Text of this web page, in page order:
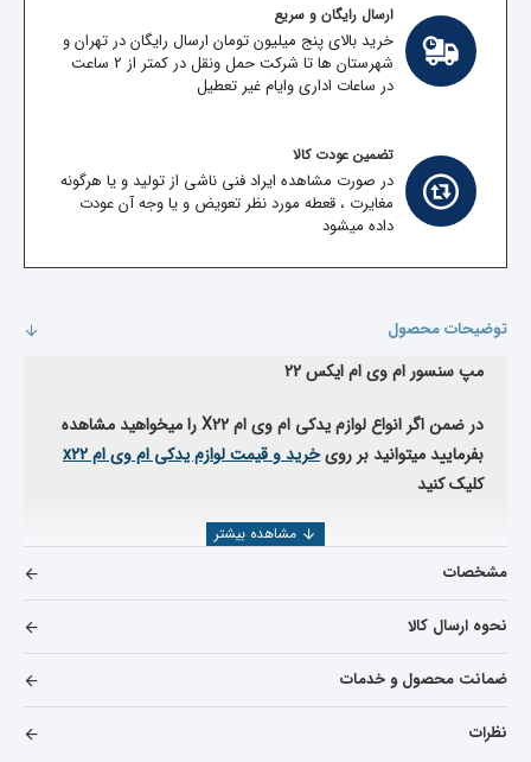
ارسال رایگان و سریع
خرید بالای پنج میلیون تومان ارسال رایگان در تهران و
شهرستان ها تا شرکت حمل ونقل در کمتر از 2 ساعت
در ساعات اداری وایام غیر تعطیل
تضمین عودت کالا
در صورت مشاهده ایراد فنی ناشی از تولید و یا هرگونه
مغایرت ، قعطه مورد نظر تعویض و یا وجه آن عودت
داده میشود
توضیحات محصول
مپ سنسور ام وی ام ایکس 22
در ضمن اگر انواع لوازم یدکی ام وی ام X22 را میخواهید مشاهده
بفرمایید میتوانید بر رویخرید و قیمت لوازم یدکی ام وی امx22
کلیک کنید
مشخصات
نحوه ارسال کالا
ضمانت محصول و خدمات
نظرات